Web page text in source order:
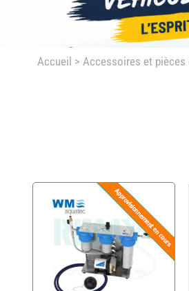
Accueil > Accessoires et pièces